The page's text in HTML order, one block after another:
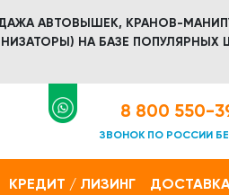
АВТОВЫШЕК, КРАНОВ-
НА БАЗЕ ПОПУЛЯРНЫХ
8 800 550-
ЗВОНОК ПО РОССИИ
КРЕДИТ / ЛИЗИНГ